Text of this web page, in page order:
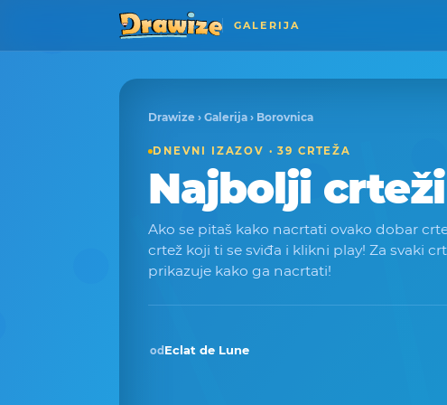
GALERIJA
Drawize › Galerija › Borovnica
DNEVNI IZAZOV · 39 CRTEŽA
Najbolji
Ako se pitaš kako nacrtati ovako dobar
crtež koji ti se sviđa i klikni play! Za svaki
prikazuje kako ga nacrtati!
Pobjednik · vlj 2026
od Eclat de Lune